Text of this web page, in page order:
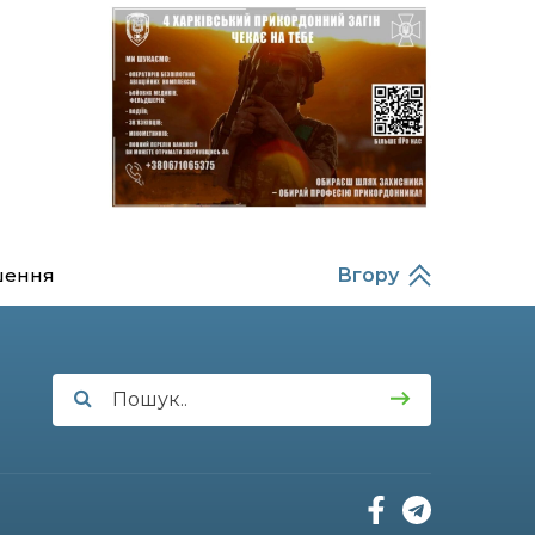
14:37
21 лип
Захищав кордон до
останнього подиху:
пам’яті полеглого
прикордонника
Олександра Кичаня
(ВІДЕО)
11:28
Від штанги до «крил»: як
спорт і характер
перемогу на Донеччині
Вгору